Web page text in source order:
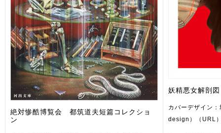
絶対惨酷博覧会 都筑道夫短篇コレクショ
ン
妖精悪女解剖
カバーデザイン
design）（URL